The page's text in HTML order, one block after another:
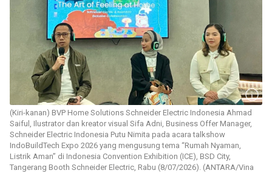
(Kiri-kanan) BVP Home Solutions Schneider Electric Indonesia Ahmad
Saiful, Ilustrator dan kreator visual Sifa Adni, Business Offer Manager,
Schneider Electric Indonesia Putu Nimita pada acara talkshow
IndoBuildTech Expo 2026 yang mengusung tema “Rumah Nyaman,
Listrik Aman” di Indonesia Convention Exhibition (ICE), BSD City,
Tangerang Booth Schneider Electric, Rabu (8/07/2026). (ANTARA/Vina